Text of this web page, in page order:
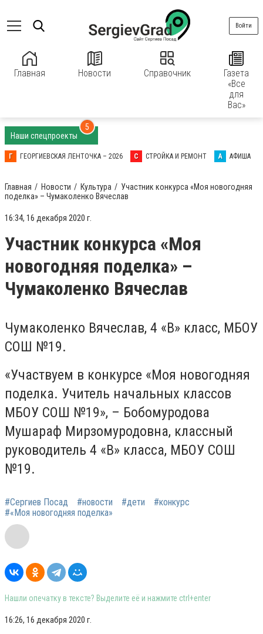
Главная Новости Справочник
Газета
«Все
для
Вас»
Войти
Наши спецпроекты
5
Г ГЕОРГИЕВСКАЯ ЛЕНТОЧКА – 2026 С СТРОЙКА И РЕМОНТ А АФИША
Главная Новости Культура
Участник конкурса «Моя новогодняя
поделка» – Чумаколенко Вячеслав
16:34, 16 декабря 2020 г.
Участник конкурса «Моя
новогодняя поделка» –
Чумаколенко Вячеслав
Чумаколенко Вячеслав, 4 «В» класс, МБОУ
СОШ №19.
«Участвуем в конкурсе «Моя новогодняя
поделка. Учитель начальных классов
МБОУ СОШ №19», – Бобомуродова
Мушараф Мирзомуродовна, классный
руководитель 4 «В» класса, МБОУ СОШ
№19.
#Сергиев Посад #новости #дети
#конкурс
#«Моя новогодняя поделка»
Нашли опечатку в тексте? Выделите её и нажмите ctrl+enter
16:26, 16 декабря 2020 г.